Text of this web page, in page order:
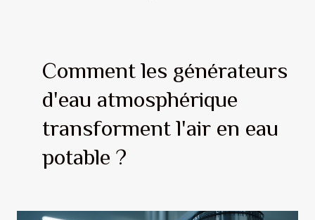
Comment les générateurs
d'eau atmosphérique
transforment l'air en eau
potable ?